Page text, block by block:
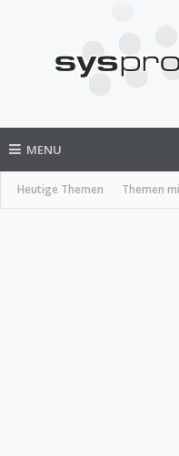
MENU
Heutige Themen Themen